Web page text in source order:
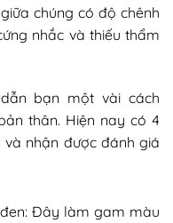
chúng có độ chênh
nhắc và thiếu thẩm
bạn một vài cách
thân. Hiện nay có 4
nhận được đánh giá
Đây làm gam màu